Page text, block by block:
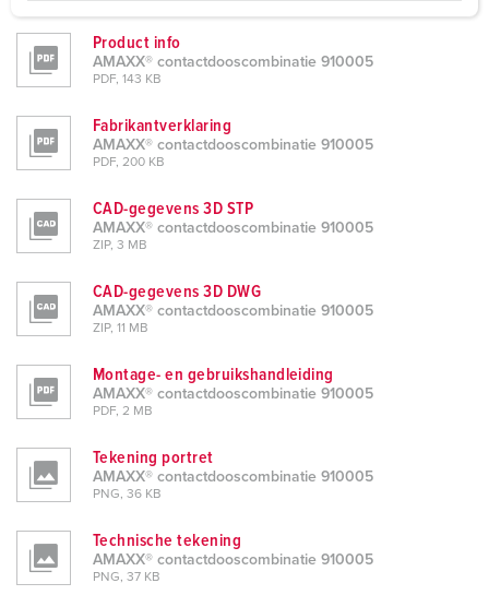
h
l
Product info
AMAXX® contactdooscombinatie 910005
PDF, 143 KB
Fabrikantverklaring
AMAXX® contactdooscombinatie 910005
PDF, 200 KB
CAD-gegevens 3D STP
AMAXX® contactdooscombinatie 910005
ZIP, 3 MB
CAD-gegevens 3D DWG
AMAXX® contactdooscombinatie 910005
ZIP, 11 MB
Montage- en gebruikshandleiding
AMAXX® contactdooscombinatie 910005
PDF, 2 MB
Tekening portret
AMAXX® contactdooscombinatie 910005
PNG, 36 KB
Technische tekening
AMAXX® contactdooscombinatie 910005
PNG, 37 KB